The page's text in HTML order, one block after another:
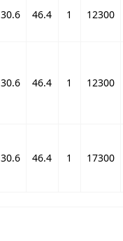
30.6 46.4 1 12300
30.6 46.4 1 12300
30.6 46.4 1 17300